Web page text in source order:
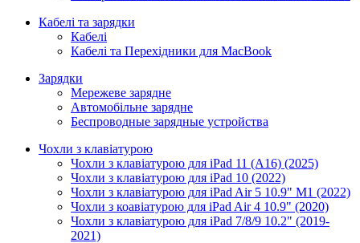
Кабелі та зарядки
Кабелі
Кабелі та Перехідники для MacBook
Зарядки
Мережеве зарядне
Автомобільне зарядне
Беспроводные зарядные устройства
Чохли з клавіатурою
Чохли з клавіатурою для iPad 11 (A16) (2025)
Чохли з клавіатурою для iPad 10 (2022)
Чохли з клавіатурою для iPad Air 5 10.9" M1 (2022)
Чохли з коавіатурою для iPad Air 4 10.9" (2020)
Чохли з клавіатурою для iPad 7/8/9 10.2" (2019-
2021)